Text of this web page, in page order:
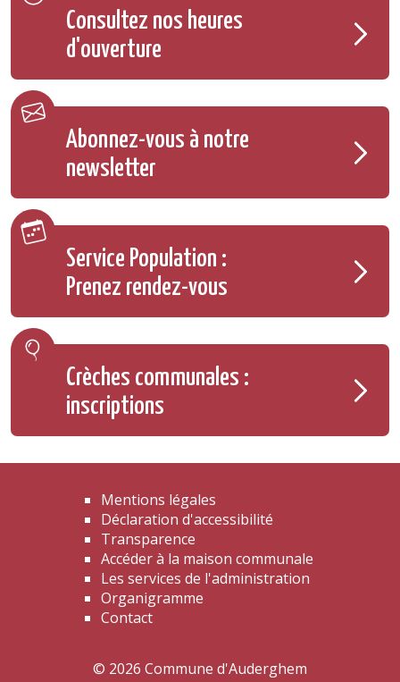
Consultez nos heures
d'ouverture
Abonnez-vous à notre
newsletter
Service Population :
Prenez rendez-vous
Crèches communales :
inscriptions
Mentions légales
Déclaration d'accessibilité
Transparence
Accéder à la maison communale
Les services de l'administration
Organigramme
Contact
© 2026 Commune d'Auderghem